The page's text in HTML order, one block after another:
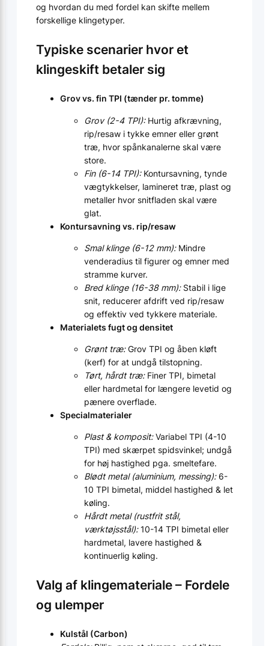
og hvordan du med fordel kan skifte mellem
forskellige klingetyper.
Typiske scenarier hvor et
klingeskift betaler sig
Grov vs. fin TPI (tænder pr. tomme)
Grov (2-4 TPI):Hurtig afkrævning,
rip/resaw i tykke emner eller grønt
træ, hvor spånkanalerne skal være
store.
Fin (6-14 TPI):Kontursavning, tynde
vægtykkelser, lamineret træ, plast og
metaller hvor snitfladen skal være
glat.
Kontursavning vs. rip/resaw
Smal klinge (6-12 mm):Mindre
vende­radius til figurer og emner med
stramme kurver.
Bred klinge (16-38 mm):Stabil i lige
snit, reducerer afdrift ved rip/resaw
og effektiv ved tykkere materiale.
Materialets fugt og densitet
Grønt træ:Grov TPI og åben kløft
(kerf) for at undgå tilstopning.
Tørt, hårdt træ:Finer TPI, bimetal
eller hardmetal for længere levetid og
pænere overflade.
Specialmaterialer
Plast & komposit:Variabel TPI (4-10
TPI) med skærpet spidsvinkel; undgå
for høj hastighed pga. smelte­fare.
Blødt metal (aluminium, messing):6-
10 TPI bimetal, middel hastighed & let
køling.
Hårdt metal (rustfrit stål,
værktøjsstål):10-14 TPI bimetal eller
hardmetal, lavere hastighed &
kontinuerlig køling.
Valg af klingemateriale – Fordele
og ulemper
Kulstål (Carbon)